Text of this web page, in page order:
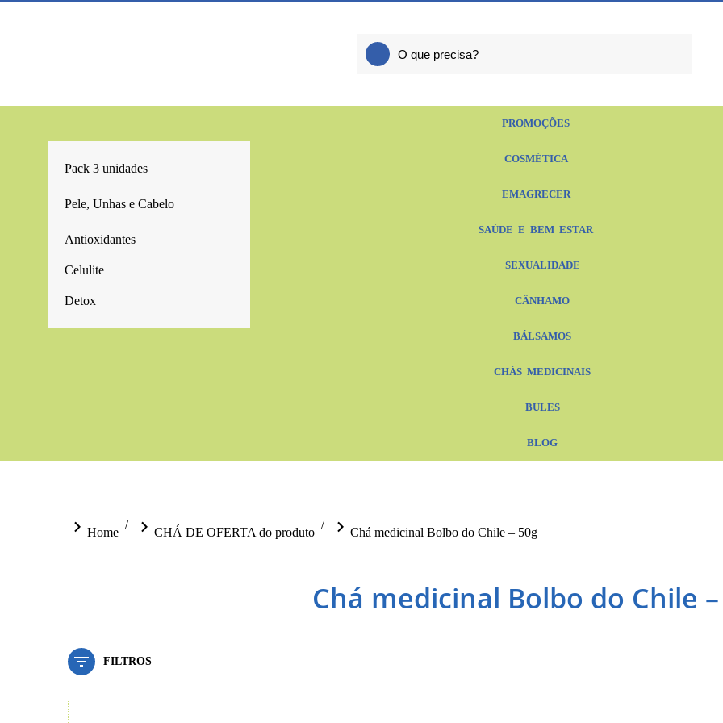
PROMOÇÕES
Pack 3 unidades
Kits promocionais
COSMÉTICA
Pele, Unhas e Cabelo
EMAGRECER
Antioxidantes
Celulite
Detox
SAÚDE E BEM ESTAR
Biokygen 6LP-1
20 produtos
23 produtos
Conforto Urinário
32 produtos
SEXUALIDADE
CÂNHAMO
BÁLSAMOS
CHÁS MEDICINAIS
BULES
BLOG
You are here:
Home CHÁ DE OFERTA do produto Chá medicinal Bolbo do Chile – 50g
Chá medicinal Bolbo do Chile
FILTROS